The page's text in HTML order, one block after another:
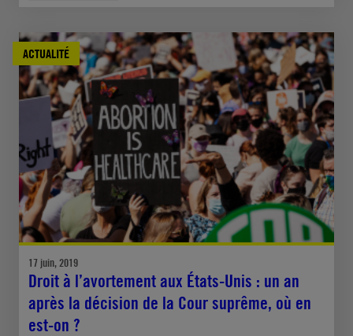
ACTUALITÉ
17 juin, 2019
Droit à l’avortement aux États-Unis : un an
après la décision de la Cour suprême, où en
est-on ?